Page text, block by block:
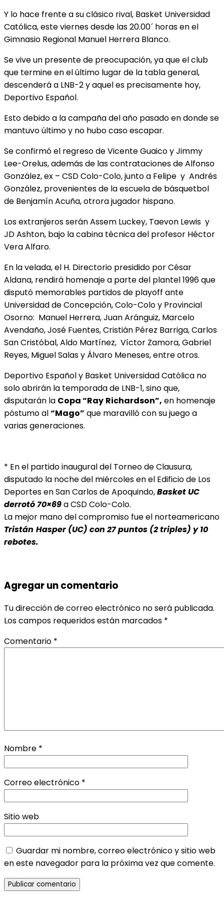
Y lo hace frente a su clásico rival, Basket Universidad
Católica, este viernes desde las 20.00´ horas en el
Gimnasio Regional Manuel Herrera Blanco.
Se vive un presente de preocupación, ya que el club
que termine en el último lugar de la tabla general,
descenderá a LNB-2 y aquel es precisamente hoy,
Deportivo Español.
Esto debido a la campaña del año pasado en donde se
mantuvo último y no hubo caso escapar.
Se confirmó el regreso de Vicente Guaico y Jimmy
Lee-Orelus, además de las contrataciones de Alfonso
González, ex – CSD Colo-Colo, junto a Felipe y Andrés
González, provenientes de la escuela de básquetbol
de Benjamín Acuña, otrora jugador hispano.
Los extranjeros serán Assem Luckey, Taevon Lewis y
JD Ashton, bajo la cabina técnica del profesor Héctor
Vera Alfaro.
En la velada, el H. Directorio presidido por César
Aldana, rendirá homenaje a parte del plantel 1996 que
disputó memorables partidos de playoff ante
Universidad de Concepción, Colo-Colo y Provincial
Osorno: Manuel Herrera, Juan Aránguiz, Marcelo
Avendaño, José Fuentes, Cristián Pérez Barriga, Carlos
San Cristóbal, Aldo Martínez, Víctor Zamora, Gabriel
Reyes, Miguel Salas y Álvaro Meneses, entre otros.
Deportivo Español y Basket Universidad Católica no
solo abrirán la temporada de LNB-1, sino que,
disputarán la Copa “Ray Richardson”, en homenaje
póstumo al“Mago” que maravilló con su juego a
varias generaciones.
* En el partido inaugural del Torneo de Clausura,
disputado la noche del miércoles en el Edificio de Los
Deportes en San Carlos de Apoquindo,Basket UC
derrotó 70×69a CSD Colo-Colo.
La mejor mano del compromiso fue el norteamericano
Tristán Hasper (UC) con 27 puntos (2 triples) y 10
rebotes.
Agregar un comentario
Tu dirección de correo electrónico no será publicada.
Los campos requeridos están marcados *
Comentario *
Nombre *
Correo electrónico *
Sitio web
Guardar mi nombre, correo electrónico y sitio web
en este navegador para la próxima vez que comente.